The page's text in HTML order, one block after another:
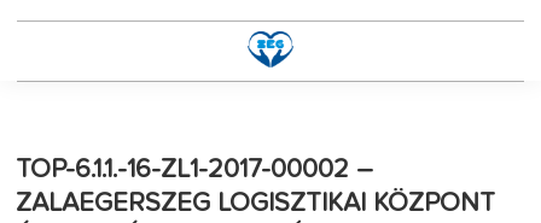
TOP-6.1.1.-16-ZL1-2017-00002 –
ZALAEGERSZEG LOGISZTIKAI KÖZPONT